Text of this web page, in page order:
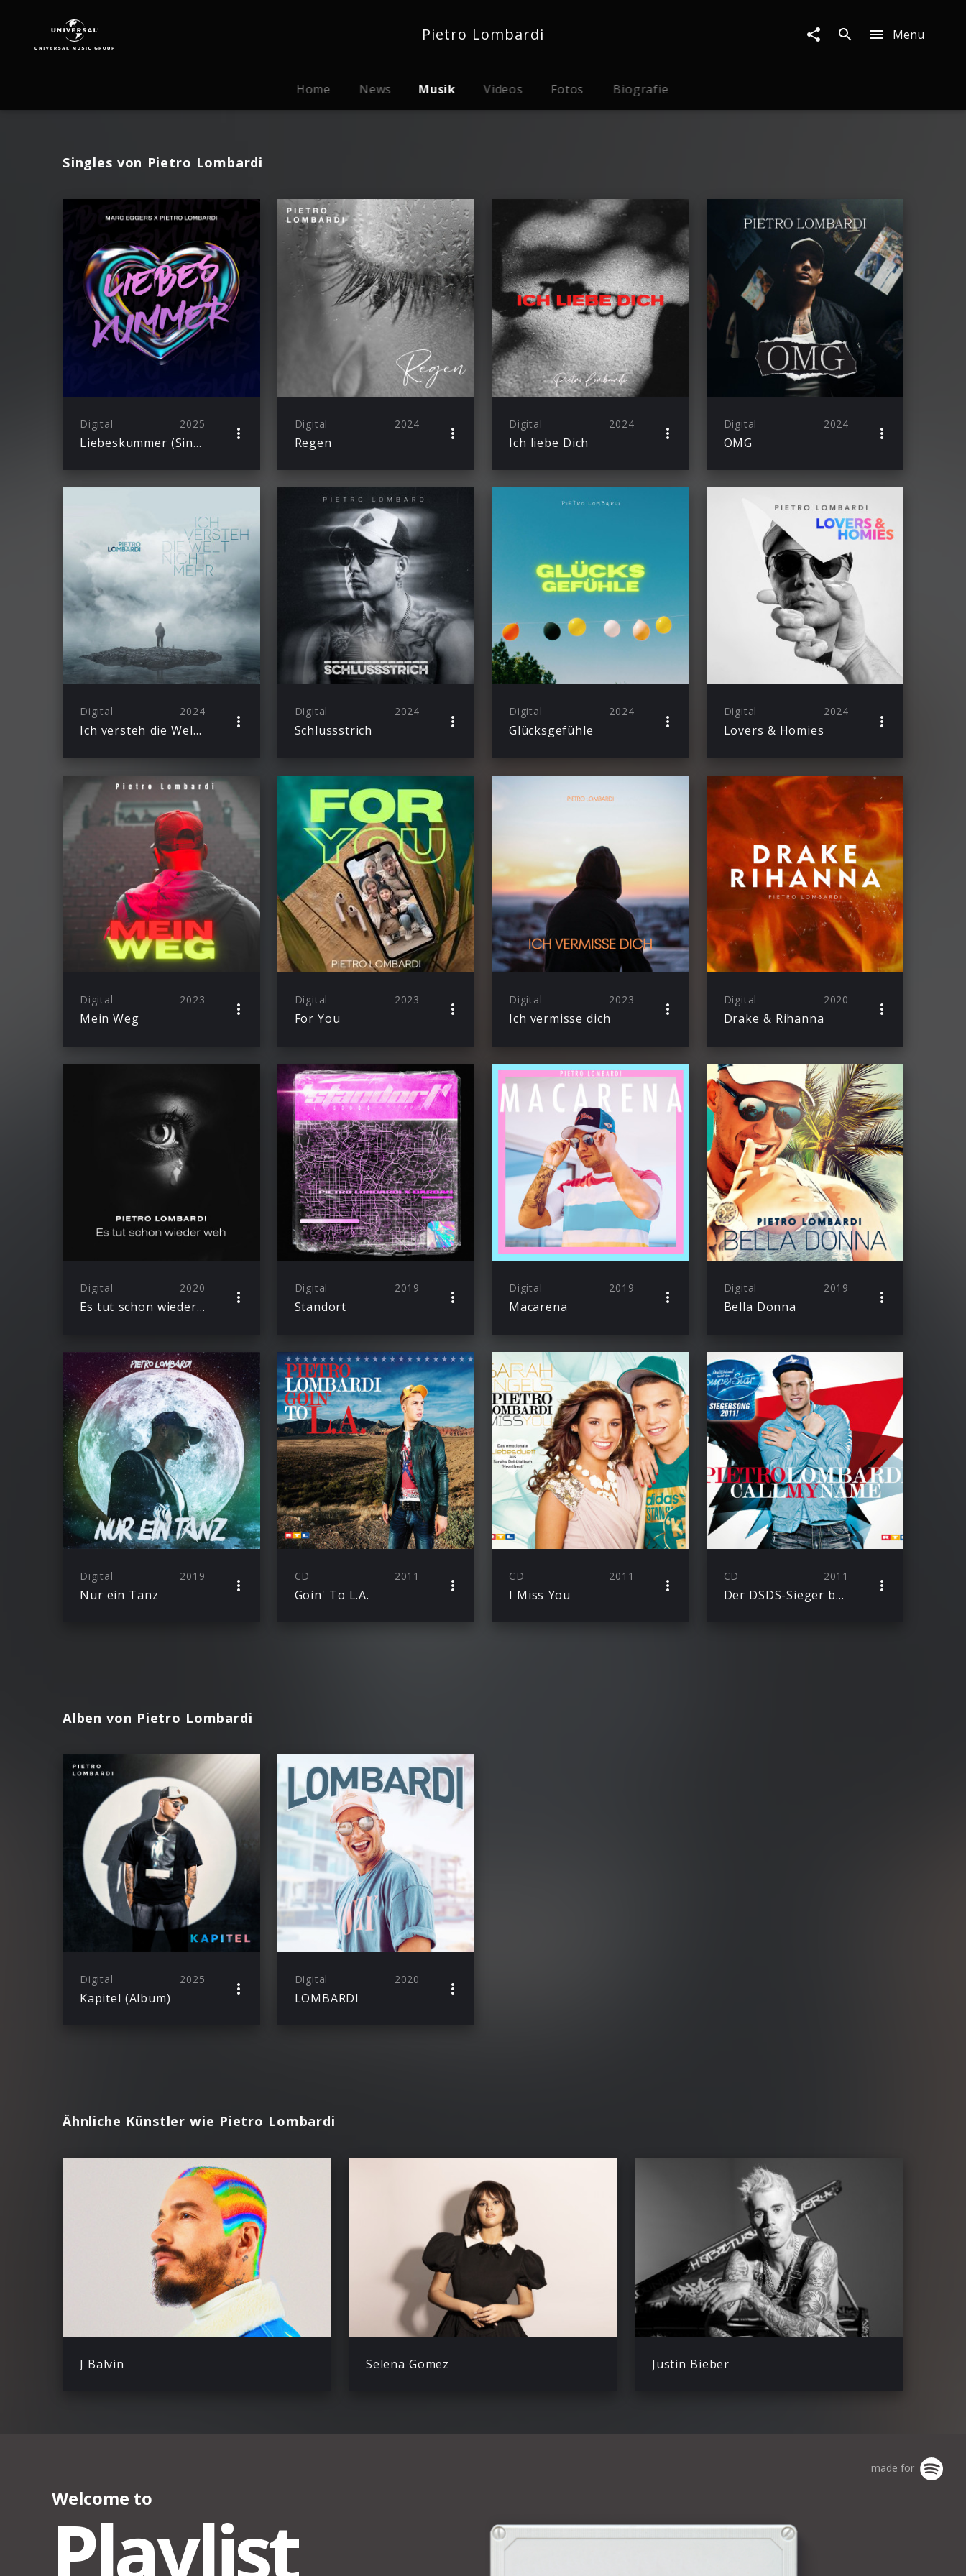
Lombardi
Pietro Lombardi Menu
Home News Musik Videos Fotos Biografie
Singles von Pietro Lombardi
Digital 2025
Liebeskummer (Single)
Digital 2024
Regen
Digital 2024
Ich liebe Dich
Digital 2024
OMG
Digital 2024
Ich versteh die Welt nicht mehr
Digital 2024
Schlussstrich
Digital 2024
Glücksgefühle
Digital 2024
Lovers & Homies
Digital 2023
Mein Weg
Digital 2023
For You
Digital 2023
Ich vermisse dich
Digital 2020
Drake & Rihanna
Digital 2020
Es tut schon wieder weh
Digital 2019
Standort
Digital 2019
Macarena
Digital 2019
Bella Donna
Digital 2019
Nur ein Tanz
CD 2011
Goin' To L.A.
CD 2011
I Miss You
CD 2011
Der DSDS-Sieger bricht mit “Call My Name” Rekorde + seit 10. Mai als Single im Handel
Alben von Pietro Lombardi
Digital 2025
Kapitel (Album)
Digital 2020
LOMBARDI
Ähnliche Künstler wie Pietro Lombardi
J Balvin Selena Gomez Justin Bieber